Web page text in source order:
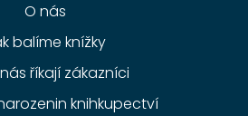
O nás
balíme knížky
říkají zákazníci
knihkupectví